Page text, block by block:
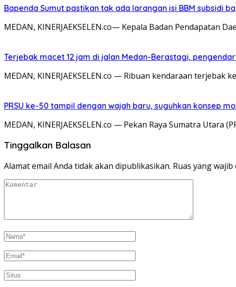
Bapenda Sumut pastikan tak ada larangan isi BBM subsidi
MEDAN, KINERJAEKSELEN.co— Kepala Badan Pendapatan
Terjebak macet 12 jam di jalan Medan-Berastagi,
MEDAN, KINERJAEKSELEN.co — Ribuan kendaraan
PRSU ke-50 tampil dengan wajah baru, suguhkan konsep
MEDAN, KINERJAEKSELEN.co — Pekan Raya Sumatra Utara
Tinggalkan Balasan
Alamat email Anda tidak akan dipublikasikan. Ruas yang wajib